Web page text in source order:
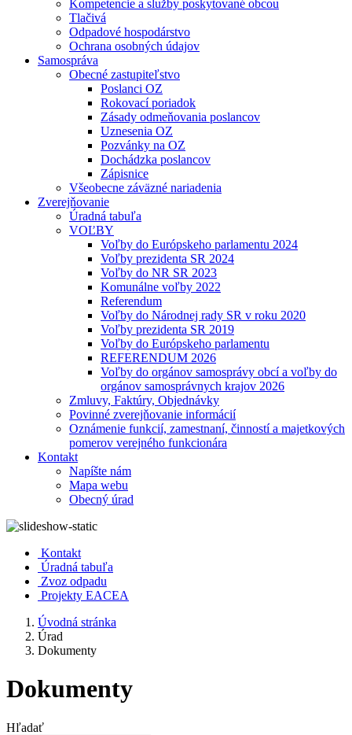
Kompetencie a služby poskytované obcou
Tlačivá
Odpadové hospodárstvo
Ochrana osobných údajov
Samospráva
Obecné zastupiteľstvo
Poslanci OZ
Rokovací poriadok
Zásady odmeňovania poslancov
Uznesenia OZ
Pozvánky na OZ
Dochádzka poslancov
Zápisnice
Všeobecne záväzné nariadenia
Zverejňovanie
Úradná tabuľa
VOĽBY
Voľby do Európskeho parlamentu 2024
Voľby prezidenta SR 2024
Voľby do NR SR 2023
Komunálne voľby 2022
Referendum
Voľby do Národnej rady SR v roku 2020
Voľby prezidenta SR 2019
Voľby do Európskeho parlamentu
REFERENDUM 2026
Voľby do orgánov samosprávy obcí a voľby do
orgánov samosprávnych krajov 2026
Zmluvy, Faktúry, Objednávky
Povinné zverejňovanie informácií
Oznámenie funkcií, zamestnaní, činností a majetkových
pomerov verejného funkcionára
Kontakt
Napíšte nám
Mapa webu
Obecný úrad
Kontakt
Úradná tabuľa
Zvoz odpadu
Projekty EACEA
Úvodná stránka
Úrad
Dokumenty
Dokumenty
Hľadať